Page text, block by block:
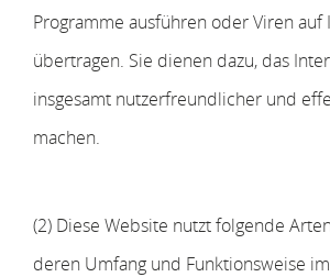
Programme ausführen oder Viren
übertragen. Sie dienen dazu, das
insgesamt nutzerfreundlicher und
machen.
(2) Diese Website nutzt folgende
deren Umfang und Funktionsweise